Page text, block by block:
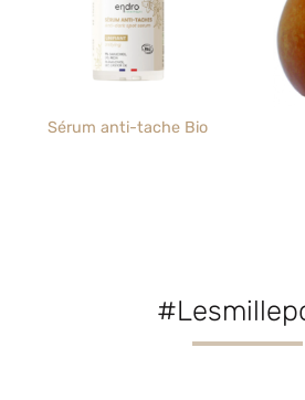
Sérum anti-tache Bio